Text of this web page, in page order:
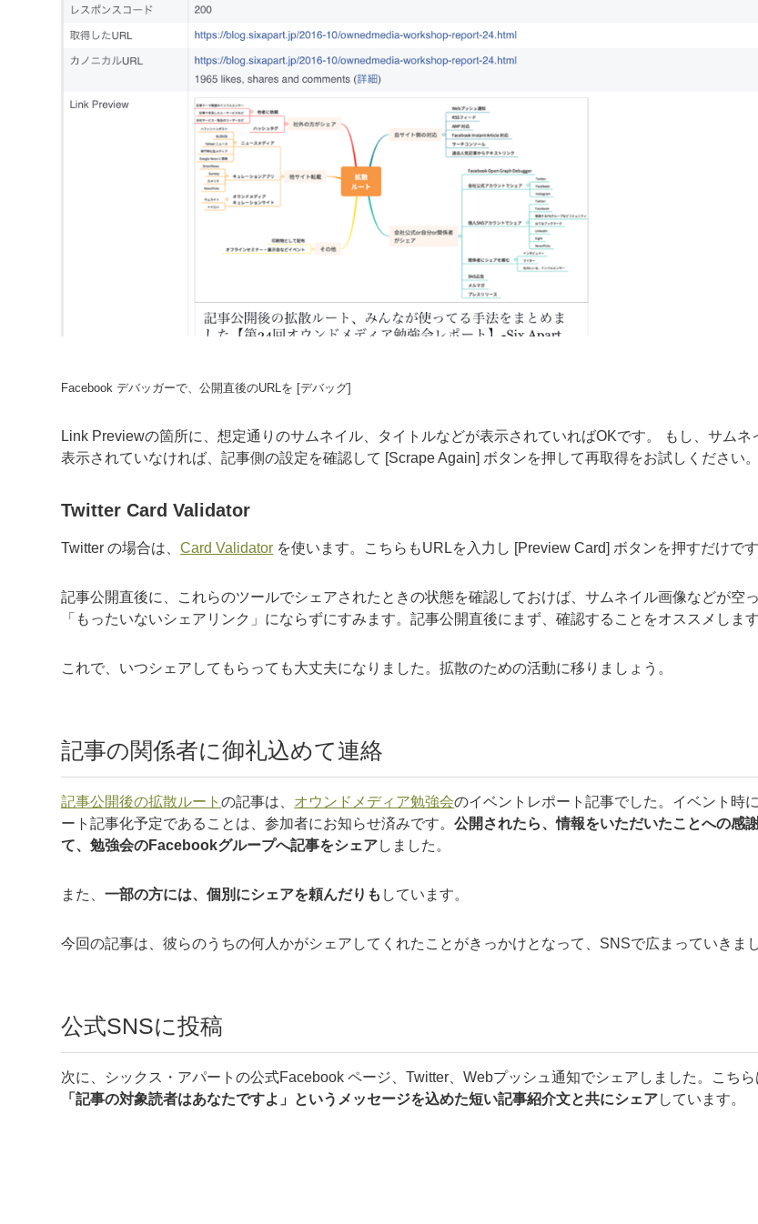
Facebook デバッガーで、公開直後のURLを [デバッグ]
Link Previewの箇所に、想定通りのサムネイル、タイトルなどが表示されていればOKです。 もし、サムネ
表示されていなければ、記事側の設定を確認して [Scrape Again] ボタンを押して再取得をお試しください。
Twitter Card Validator
Twitter の場合は、Card Validator を使います。こちらもURLを入力し [Preview Card] ボタンを押すだけです
記事公開直後に、これらのツールでシェアされたときの状態を確認しておけば、サムネイル画像などが空
「もったいないシェアリンク」にならずにすみます。記事公開直後にまず、確認することをオススメします
これで、いつシェアしてもらっても大丈夫になりました。拡散のための活動に移りましょう。
記事の関係者に御礼込めて連絡
記事公開後の拡散ルートの記事は、 オウンドメディア勉強会のイベントレポート記事でした。イベント時
ート記事化予定であることは、参加者にお知らせ済みです。公開されたら、情報をいただいたことへの感
て、勉強会のFacebookグループへ記事をシェアしました。
また、一部の方には、個別にシェアを頼んだりも しています。
今回の記事は、彼らのうちの何人かがシェアしてくれたことがきっかけとなって、SNSで広まっていきまし
公式SNSに投稿
次に、シックス・アパートの公式Facebook ページ、Twitter、Webプッシュ通知でシェアしました。こちら
「記事の対象読者はあなたですよ」というメッセージを込めた短い記事紹介文と共にシェアしています。